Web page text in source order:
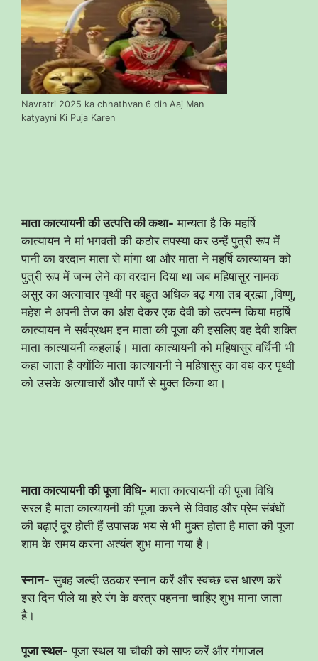
Navratri 2025 ka chhathvan 6 din Aaj Man
katyayni Ki Puja Karen
माता कात्यायनी की उत्पत्ति की कथा- मान्यता है कि महर्षि
कात्यायन ने मां भगवती की कठोर तपस्या कर उन्हें पुत्री रूप में
पानी का वरदान माता से मांगा था और माता ने महर्षि कात्यायन को
पुत्री रूप में जन्म लेने का वरदान दिया था जब महिषासुर नामक
असुर का अत्याचार पृथ्वी पर बहुत अधिक बढ़ गया तब ब्रह्मा ,विष्णु,
महेश ने अपनी तेज का अंश देकर एक देवी को उत्पन्न किया महर्षि
कात्यायन ने सर्वप्रथम इन माता की पूजा की इसलिए वह देवी शक्ति
माता कात्यायनी कहलाई। माता कात्यायनी को महिषासुर वर्धिनी भी
कहा जाता है क्योंकि माता कात्यायनी ने महिषासुर का वध कर पृथ्वी
को उसके अत्याचारों और पापों से मुक्त किया था।
माता कात्यायनी की पूजा विधि- माता कात्यायनी की पूजा विधि
सरल है माता कात्यायनी की पूजा करने से विवाह और प्रेम संबंधों
की बढ़ाएं दूर होती हैं उपासक भय से भी मुक्त होता है माता की पूजा
शाम के समय करना अत्यंत शुभ माना गया है।
स्नान- सुबह जल्दी उठकर स्नान करें और स्वच्छ बस धारण करें
इस दिन पीले या हरे रंग के वस्त्र पहनना चाहिए शुभ माना जाता
है।
पूजा स्थल- पूजा स्थल या चौकी को साफ करें और गंगाजल